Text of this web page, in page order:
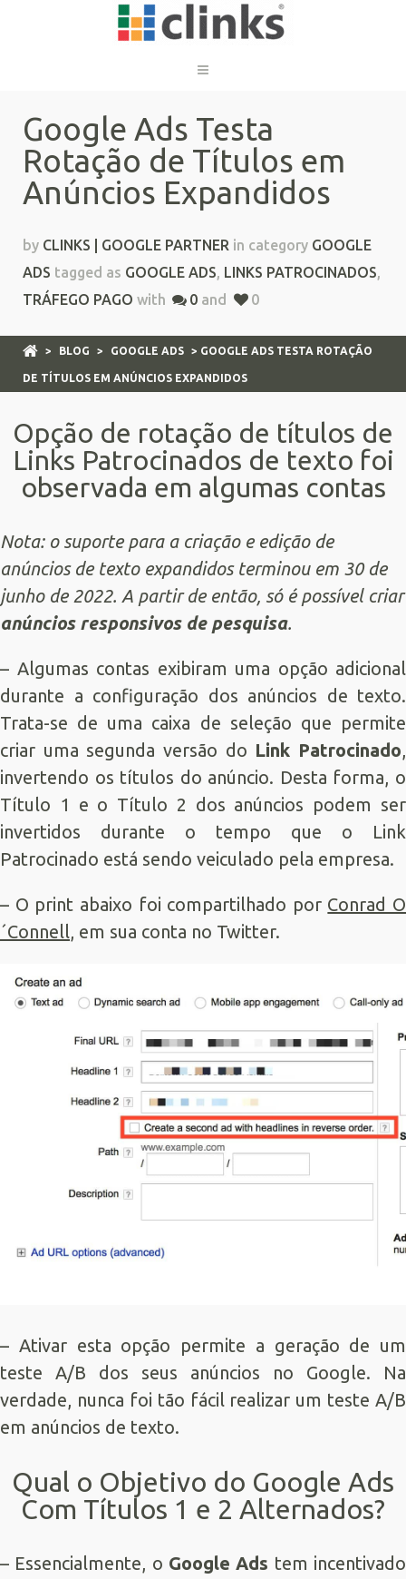
Google Ads Testa
Rotação de Títulos em
Anúncios Expandidos
by CLINKS | GOOGLE PARTNER in category GOOGLE
ADS tagged as GOOGLE ADS, LINKS PATROCINADOS,
TRÁFEGO PAGO with 0 and 0
> BLOG > GOOGLE ADS > GOOGLE ADS TESTA ROTAÇÃO
DE TÍTULOS EM ANÚNCIOS EXPANDIDOS
Opção de rotação de títulos de
Links Patrocinados de texto foi
observada em algumas contas
Nota: o suporte para a criação e edição de
anúncios de texto expandidos terminou em 30 de
junho de 2022. A partir de então, só é possível criar
anúncios responsivos de pesquisa.
– Algumas contas exibiram uma opção adicional
durante a configuração dos anúncios de texto.
Trata-se de uma caixa de seleção que permite
criar uma segunda versão do Link Patrocinado,
invertendo os títulos do anúncio. Desta forma, o
Título 1 e o Título 2 dos anúncios podem ser
invertidos durante o tempo que o Link
Patrocinado está sendo veiculado pela empresa.
– O print abaixo foi compartilhado por Conrad O
´Connell, em sua conta no Twitter.
– Ativar esta opção permite a geração de um
teste A/B dos seus anúncios no Google. Na
verdade, nunca foi tão fácil realizar um teste A/B
em anúncios de texto.
Qual o Objetivo do Google Ads
Com Títulos 1 e 2 Alternados?
– Essencialmente, o Google Ads tem incentivado